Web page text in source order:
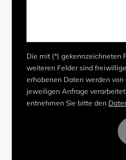
Die mit (*) gekennzeichneten
weiteren Felder sind
erhobenen Daten werden
jeweiligen Anfrage
entnehmen Sie bitte den